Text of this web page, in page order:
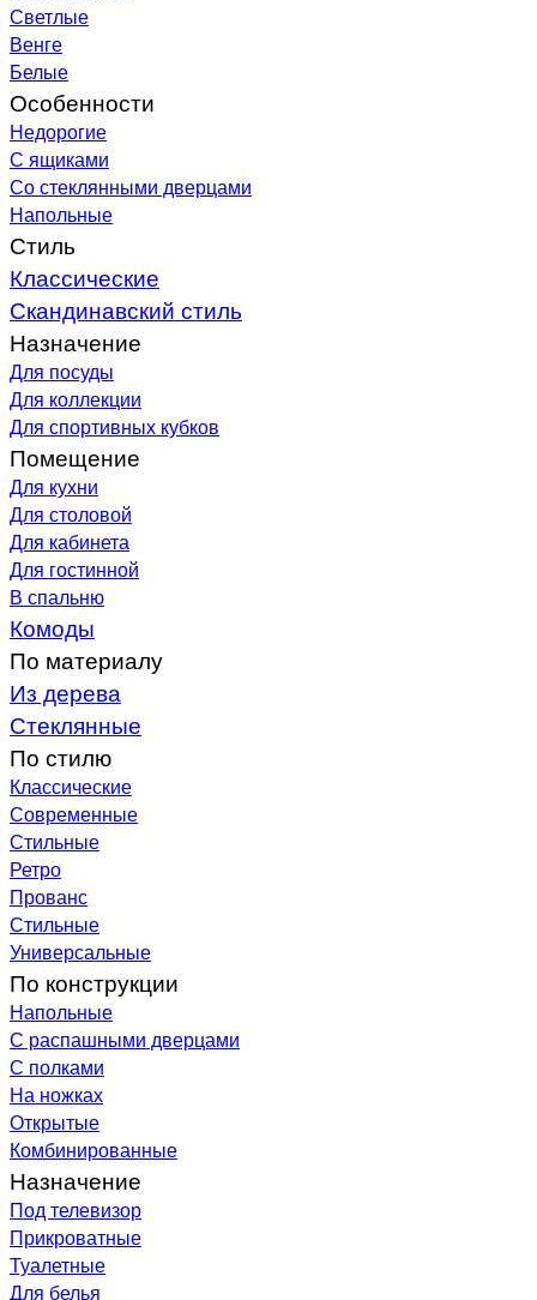
Светлые
Венге
Белые
Особенности
Недорогие
С ящиками
Со стеклянными дверцами
Напольные
Стиль
Классические
Скандинавский стиль
Назначение
Для посуды
Для коллекции
Для спортивных кубков
Помещение
Для кухни
Для столовой
Для кабинета
Для гостинной
В спальню
Комоды
По материалу
Из дерева
Стеклянные
По стилю
Классические
Современные
Стильные
Ретро
Прованс
Стильные
Универсальные
По конструкции
Напольные
С распашными дверцами
С полками
На ножках
Открытые
Комбинированные
Назначение
Под телевизор
Прикроватные
Туалетные
Для белья